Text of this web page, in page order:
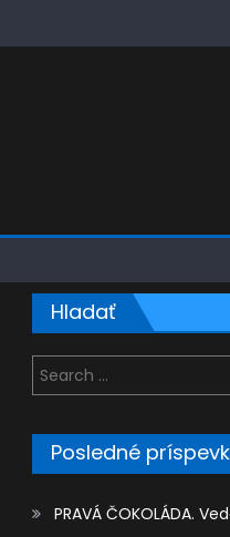
Hladať
Search
for:
Posledné
PRAVÁ ČOKOLÁDA.